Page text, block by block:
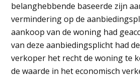
belanghebbende baseerde zijn
vermindering op de
aankoop van de woning had
van deze aanbiedingsplicht had
verkoper het recht de woning te
de waarde in het economisch